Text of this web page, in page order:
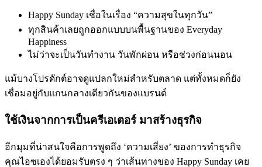
Happy Sunday เชื่อในเรื่อง “ความสุขในทุกวัน”
ทุกสินค้าเลยถูกออกแบบบนพื้นฐานของ Everyday
Happiness
ไม่ว่าจะเป็นวันทำงาน วันพักผ่อน หรือช่วงก่อนนอน
แม้บางโปรดักต์อาจดูแปลกใหม่สำหรับตลาด แต่ทั้งหมดก็ยัง
เชื่อมอยู่กับแกนกลางเดียวกันของแบรนด์
ใช้เงินจากการเป็นครีเอเตอร์ มาสร้างธุรกิจ
อีกมุมที่น่าสนใจคือการพูดถึง ‘ความเสี่ยง’ ของการทำธุรกิจ
คุณไอซเองได้ยอมรับตรง ๆ ว่าเส้นทางของ Happy Sunday เคย